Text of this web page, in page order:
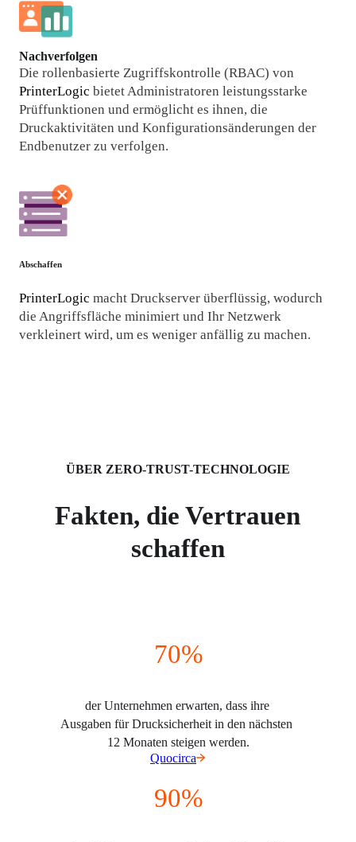
Nachverfolgen
PrinterLogic bietet Administratoren leistungsstarke
Prüffunktionen und ermöglicht es ihnen, die
Druckaktivitäten und Konfigurationsänderungen der
Endbenutzer zu verfolgen.
Abschaffen
PrinterLogic macht Druckserver überflüssig, wodurch
die Angriffsfläche minimiert und Ihr Netzwerk
verkleinert wird, um es weniger anfällig zu machen.
ÜBER ZERO-TRUST-TECHNOLOGIE
Fakten, die Vertrauen
schaffen
70%
der Unternehmen erwarten, dass ihre
Ausgaben für Drucksicherheit in den nächsten
12 Monaten steigen werden.
Quocirca
90%